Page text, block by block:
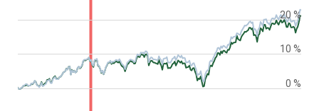
0 %
10 %
20 %